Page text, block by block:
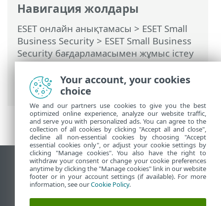
Навигация жолдары
ESET онлайн анықтамасы > ESET Small
Business Security > ESET Small Business
Security бағдарламасымен жұмыс істеу
>Кеңейтілген орнату>Қорғаныстар>
Браузер қорғау > Браузерді қорғау
функциясының рұқсаттар тізімі
Жұмыс үстеліндегі сайтты қарау
End of Life
ESET білім қоры
ESET форумы
Your account, your cookies
choice
We and our partners use cookies to give you the best
optimized online experience, analyze our website traffic,
and serve you with personalized ads. You can agree to the
collection of all cookies by clicking "Accept all and close",
decline all non-essential cookies by choosing "Accept
essential cookies only", or adjust your cookie settings by
clicking "Manage cookies". You also have the right to
withdraw your consent or change your cookie preferences
anytime by clicking the "Manage cookies" link in our website
footer or in your account settings (if available). For more
information, see ourCookie Policy.